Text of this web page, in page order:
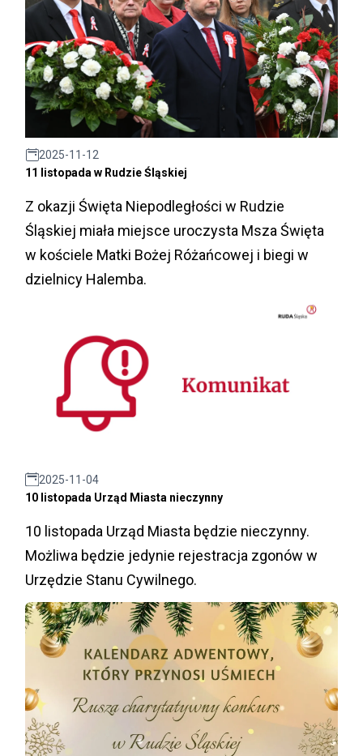
2025-11-12
11 listopada w Rudzie Śląskiej
Z okazji Święta Niepodległości w Rudzie
Śląskiej miała miejsce uroczysta Msza Święta
w kościele Matki Bożej Różańcowej i biegi w
dzielnicy Halemba.
2025-11-04
10 listopada Urząd Miasta nieczynny
10 listopada Urząd Miasta będzie nieczynny.
Możliwa będzie jedynie rejestracja zgonów w
Urzędzie Stanu Cywilnego.